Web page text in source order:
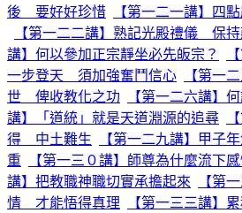
後 要好好珍惜
【第一二一講】四
【第一二二講】熟記光殿禮儀 保
講】何以參加正宗靜坐必先皈宗？
一步登天 須加強奮鬥信心
【第一
世 俾收教化之功
【第一二六講】
講】「道統」就是天道淵源的追尋
得 中土難生
【第一二九講】甲子
重
【第一三０講】師尊為什麼流下
講】把教職神職切實承擔起來
【第
情 才能悟得真理
【第一三三講】